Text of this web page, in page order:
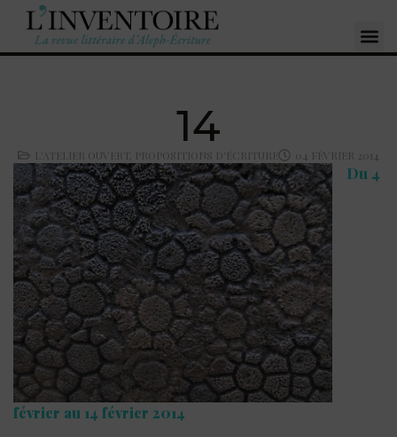
14
L'ATELIER OUVERT PROPOSITIONS D'ÉCRITURE 04 FÉVRIER 2014
Du 4
février au 14 février 2014